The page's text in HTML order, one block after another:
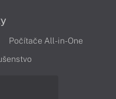
Počítače All-in-One